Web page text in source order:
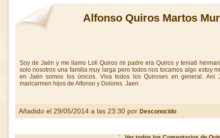
Alfonso Quiros Martos
Soy de Jaén y me llamo Loli Quiros mi padre era Quiros y tenia6
solo nosotros una familia muy larga pero todos nos tocamos algo estoy
en Jaén somos los únicos. Viva todos los Quiroses en general. Ani
maricarmen hijos de Alfonso y Dolores. Jaen
Añadido el 29/05/2014 a las 23:30 por Desconocido